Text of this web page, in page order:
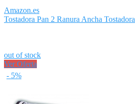
Amazon.es
Tostadora Pan 2 Ranura Ancha
out of stock
Ver Oferta
- 5%